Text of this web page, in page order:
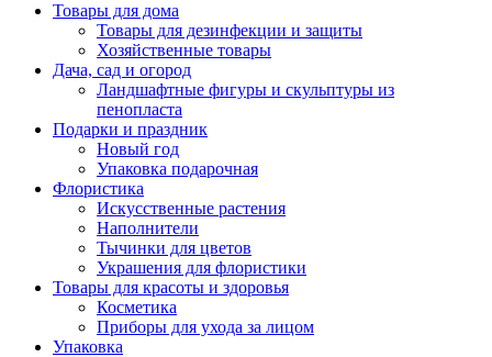
Товары для дома
Товары для дезинфекции и защиты
Хозяйственные товары
Дача, сад и огород
Ландшафтные фигуры и скульптуры из
пенопласта
Подарки и праздник
Новый год
Упаковка подарочная
Флористика
Искусственные растения
Наполнители
Тычинки для цветов
Украшения для флористики
Товары для красоты и здоровья
Косметика
Приборы для ухода за лицом
Упаковка